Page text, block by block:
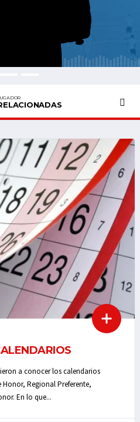
a conocer los calendarios
Regional Preferente,
En lo que...